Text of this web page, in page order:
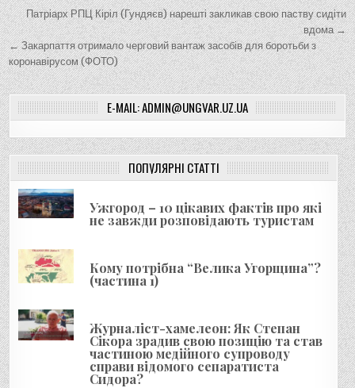
Н
а
в
і
г
а
ц
і
я
з
а
п
и
с
і
в
Патріарх РПЦ Кіріл (Гундяєв) нарешті закликав свою паству сидіти
вдома →
← Закарпаття отримало черговий вантаж засобів для боротьби з
коронавірусом (ФОТО)
E-MAIL: ADMIN@UNGVAR.UZ.UA
ПОПУЛЯРНІ СТАТТІ
Ужгород – 10 цікавих фактів про які
не завжди розповідають туристам
Кому потрібна “Велика Угорщина”?
(частина 1)
Журналіст-хамелеон: Як Степан
Сікора зрадив свою позицію та став
частиною медійного супроводу
справи відомого сепаратиста
Сидора?